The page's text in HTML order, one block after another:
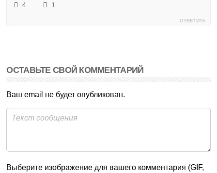
4
1
ОТВЕТИТЬ
ОСТАВЬТЕ СВОЙ КОММЕНТАРИЙ
Ваш email не будет опубликован.
Выберите изображение для вашего комментария (GIF,